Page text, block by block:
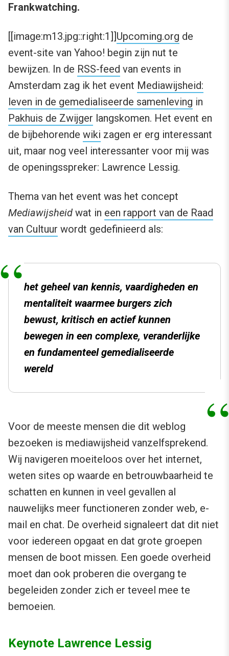
Frankwatching.
[[image:m13.jpg::right:1]]Upcoming.org de
event-site van Yahoo! begin zijn nut te
bewijzen. In de RSS-feed van events in
Amsterdam zag ik het event Mediawijsheid:
leven in de gemedialiseerde samenleving in
Pakhuis de Zwijger langskomen. Het event en
de bijbehorende wiki zagen er erg interessant
uit, maar nog veel interessanter voor mij was
de openingsspreker: Lawrence Lessig.
Thema van het event was het concept
Mediawijsheid wat in een rapport van de Raad
van Cultuur wordt gedefinieerd als:
het geheel van kennis, vaardigheden en
mentaliteit waarmee burgers zich
bewust, kritisch en actief kunnen
bewegen in een complexe, veranderlijke
en fundamenteel gemedialiseerde
wereld
Voor de meeste mensen die dit weblog
bezoeken is mediawijsheid vanzelfsprekend.
Wij navigeren moeiteloos over het internet,
weten sites op waarde en betrouwbaarheid te
schatten en kunnen in veel gevallen al
nauwelijks meer functioneren zonder web, e-
mail en chat. De overheid signaleert dat dit niet
voor iedereen opgaat en dat grote groepen
mensen de boot missen. Een goede overheid
moet dan ook proberen die overgang te
begeleiden zonder zich er teveel mee te
bemoeien.
Keynote Lawrence Lessig